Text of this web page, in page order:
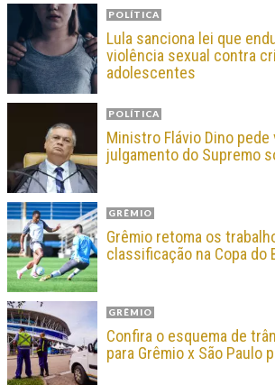
POLÍTICA
Lula sanciona lei que
violência sexual contra
adolescentes
POLÍTICA
Ministro Flávio Dino
julgamento do Supremo
GRÊMIO
Grêmio retoma os
classificação na Copa do
GRÊMIO
Confira o esquema de
para Grêmio x São Paulo